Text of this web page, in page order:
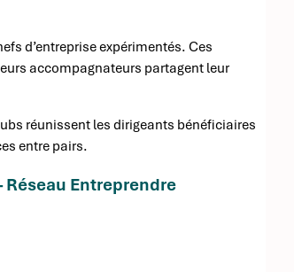
d’entreprise expérimentés. Ces
accompagnateurs partagent leur
réunissent les dirigeants bénéficiaires
entre pairs.
Entreprendre